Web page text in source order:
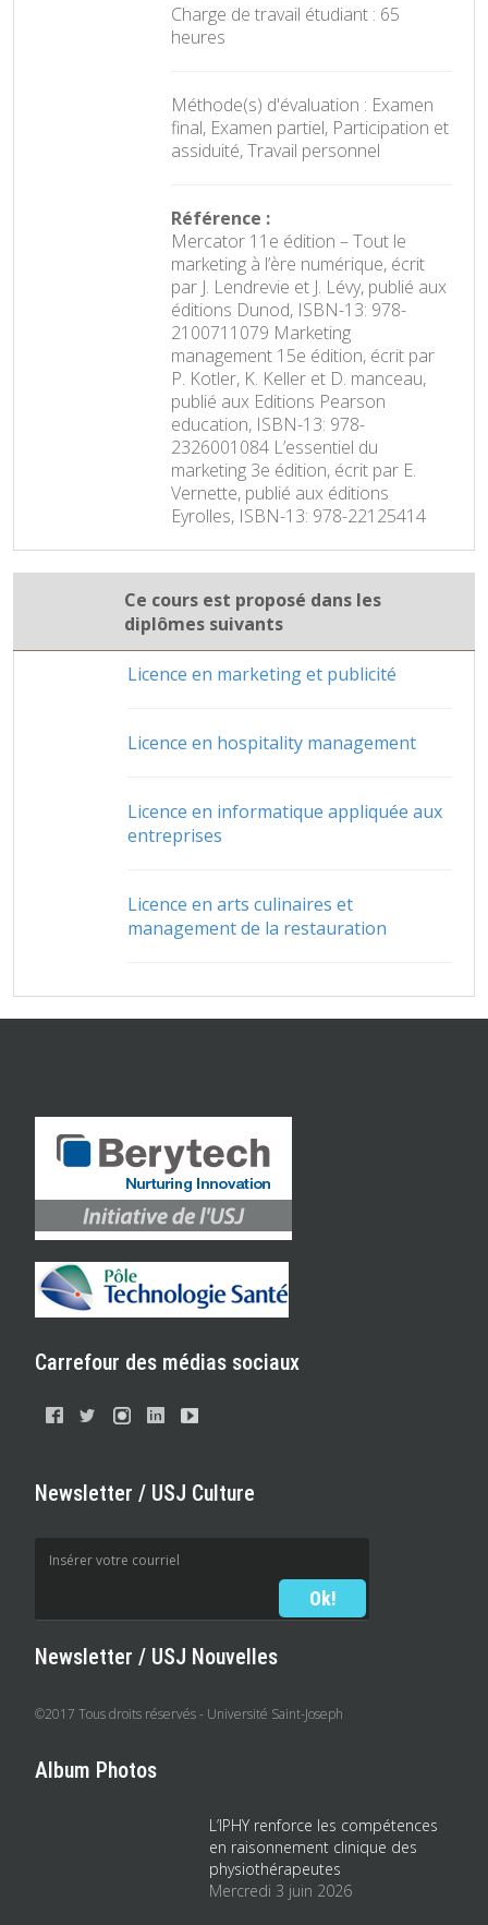
Charge de travail étudiant : 65
heures
Méthode(s) d'évaluation : Examen
final, Examen partiel, Participation et
assiduité, Travail personnel
Référence :
Mercator 11e édition – Tout le
marketing à l’ère numérique, écrit
par J. Lendrevie et J. Lévy, publié aux
éditions Dunod, ISBN-13: 978-
2100711079 Marketing
management 15e édition, écrit par
P. Kotler, K. Keller et D. manceau,
publié aux Editions Pearson
education, ISBN-13: 978-
2326001084 L’essentiel du
marketing 3e édition, écrit par E.
Vernette, publié aux éditions
Eyrolles, ISBN-13: 978-22125414
Ce cours est proposé dans les
diplômes suivants
Licence en marketing et publicité
Licence en hospitality management
Licence en informatique appliquée aux
entreprises
Licence en arts culinaires et
management de la restauration
Carrefour des médias sociaux
Newsletter / USJ Culture
Newsletter / USJ Nouvelles
©2017 Tous droits réservés - Université Saint-Joseph
Album Photos
L’IPHY renforce les compétences
en raisonnement clinique des
physiothérapeutes
Mercredi 3 juin 2026